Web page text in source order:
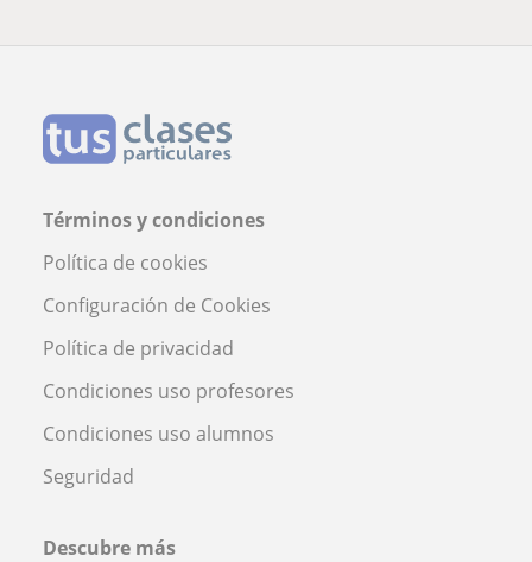
Términos y condiciones
Política de cookies
Configuración de Cookies
Política de privacidad
Condiciones uso profesores
Condiciones uso alumnos
Seguridad
Descubre más